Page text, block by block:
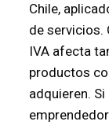
Chile,
de servicios.
IVA afecta
productos
adquieren.